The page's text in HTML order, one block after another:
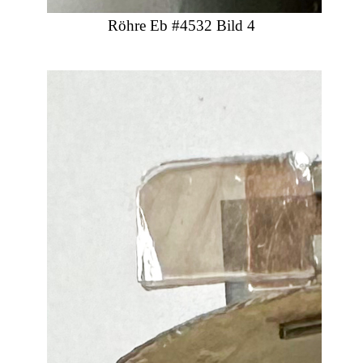
Röhre Eb #4532 Bild 4